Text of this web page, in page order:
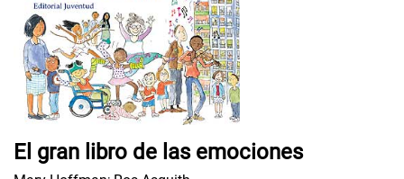
El gran libro de las emociones